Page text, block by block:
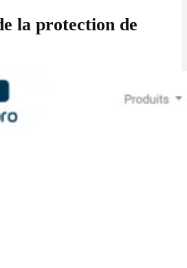
la protection de